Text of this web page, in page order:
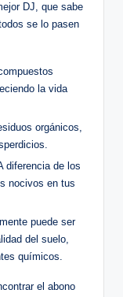
DJ, que sabe
se lo pasen
la vida
orgánicos,
diferencia de los
nocivos en tus
puede ser
del suelo,
químicos.
el abono